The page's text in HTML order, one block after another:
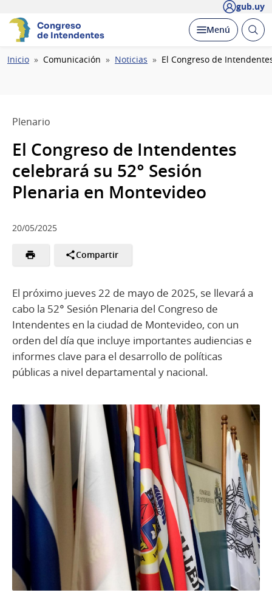
gub.uy
Congreso
de Intendentes
Desplegar
Menú Abrir
Ruta
Inicio Comunicación Noticias El Congreso de
Plenario
El Congreso de Intendentes
celebrará su 52° Sesión
Plenaria en Montevideo
20/05/2025
Compartir
El próximo jueves 22 de mayo de 2025, se llevará a
cabo la 52° Sesión Plenaria del Congreso de
Intendentes en la ciudad de Montevideo, con un
orden del día que incluye importantes audiencias e
informes clave para el desarrollo de políticas
públicas a nivel departamental y nacional.